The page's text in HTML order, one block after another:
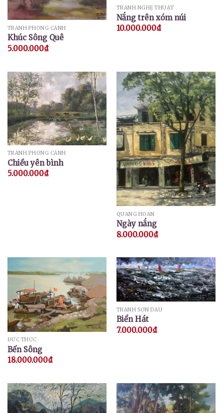
TRANH PHONG CẢNH
Khúc Sông Quê
5.000.000₫
TRANH NGHỆ THUẬT
Nắng trên xóm núi
10.000.000₫
TRANH PHONG CẢNH
Chiều yên bình
5.000.000₫
QUANG HOAN
Ngày nắng
8.000.000₫
ĐỨC THỨC
Bến Sông
18.000.000₫
TRANH SƠN DẦU
Biển Hát
7.000.000₫